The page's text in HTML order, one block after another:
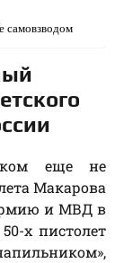
самовзводом
еще не
Макарова
и МВД в
х пистолет